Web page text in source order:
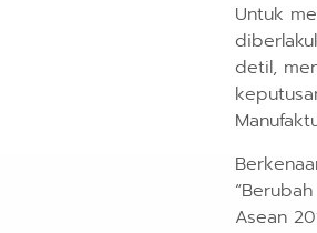
Untuk
detil,
Asean